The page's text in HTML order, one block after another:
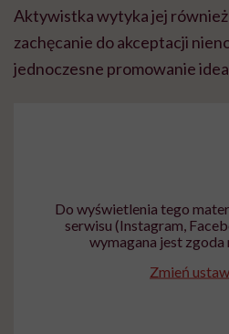
Aktywistka wytyka jej
zachęcanie do akceptacji
jednoczesne promowanie
Do wyświetlenia tego
serwisu (Instagram,
wymagana jest zgoda
Zmień